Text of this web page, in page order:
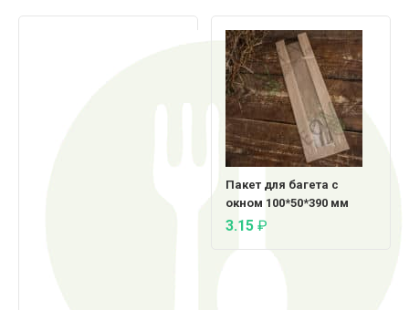
Пакет для багета с
окном 100*50*390 мм
3.15 ₽